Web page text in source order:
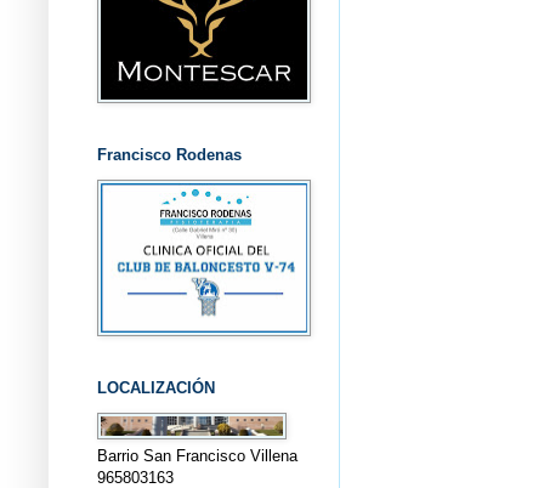
Francisco Rodenas
LOCALIZACIÓN
Barrio San Francisco Villena
965803163